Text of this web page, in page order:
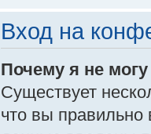
Вход на
Почему я не
Существует
что вы правильно